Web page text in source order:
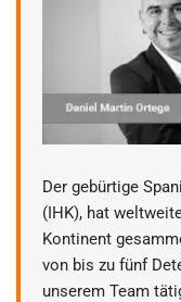
Der gebürtige
(IHK), hat
Kontinent
von bis zu fünf
unserem Team